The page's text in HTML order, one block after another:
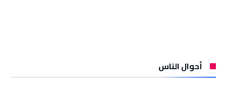
أحوال الناس